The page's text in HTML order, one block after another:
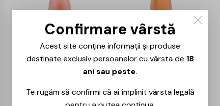
Cotnari – Euforia –
Busuioaca Rose –
lei 45,00
La Sapata – Rose –
0.75L
47,00lei 35,00lei
Confirmare vârstă
Acest site conține informații și produse
destinate exclusiv persoanelor cu vârsta de 18
ani sau peste.
Te rugăm să confirmi că ai împlinit vârsta legală